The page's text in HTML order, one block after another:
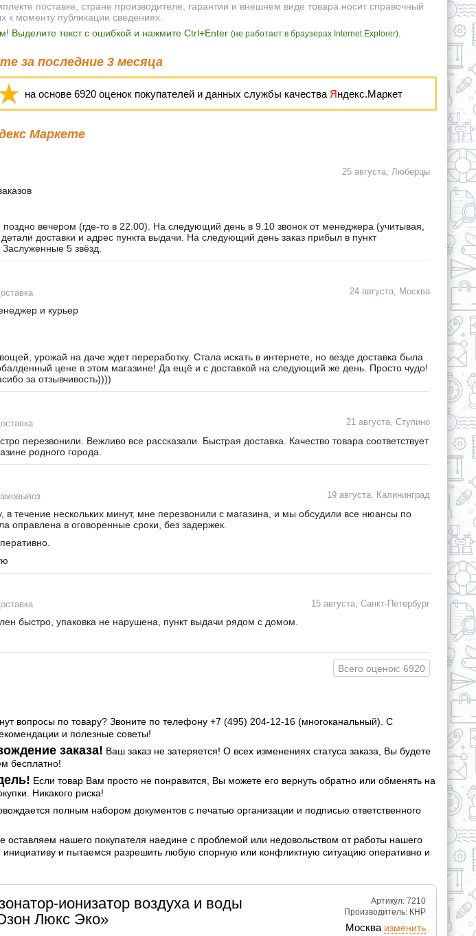
поставке, стране производителе, гарантии и внешнем виде товара носит справочный
к моменту публикации сведениях.
Выделите текст с ошибкой и нажмите Ctrl+Enter (не работает в браузерах Internet Explorer).
за последние 3 месяца
на основе6920 оценок покупателей и данных службы качества Яндекс.Маркет
Маркете
25 августа, Люберцы
вечером (где-то в 22.00). На следующий день в 9.10 звонок от менеджера (учитывая,
доставки и адрес пункта выдачи. На следующий день заказ прибыл в пункт
5 звёзд.
24 августа, Москва
и курьер
урожай на даче ждет переработку. Стала искать в интернете, но везде доставка была
цене в этом магазине! Да ещё и с доставкой на следующий же день. Просто чудо!
за отзывчивость))))
21 августа, Ступино
перезвонили. Вежливо все рассказали. Быстрая доставка. Качество товара соответствует
родного города.
19 августа, Калининград
в течение нескольких минут, мне перезвонили с магазина, и мы обсудили все нюансы по
оправлена в оговоренные сроки, без задержек.
15 августа, Санкт-Петербург
быстро, упаковка не нарушена, пункт выдачи рядом с домом.
Всего оценок: 6920
вопросы по товару? Звоните по телефону +7 (495) 204-12-16 (многоканальный). С
и полезные советы!
заказа! Ваш заказ не затеряется! О всех изменениях статуса заказа, Вы будете
бесплатно!
Если товар Вам просто не понравится, Вы можете его вернуть обратно или обменять на
Никакого риска!
полным набором документов с печатью организации и подписью ответственного
оставляем нашего покупателя наедине с проблемой или недовольством от работы нашего
и пытаемся разрешить любую спорную или конфликтную ситуацию оперативно и
Артикул: 7210
Производитель: КНР
Москва изменить
ионизатор воздуха и воды
Люкс Эко»